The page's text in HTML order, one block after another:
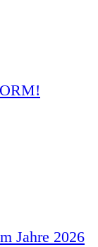
Jahre 2026